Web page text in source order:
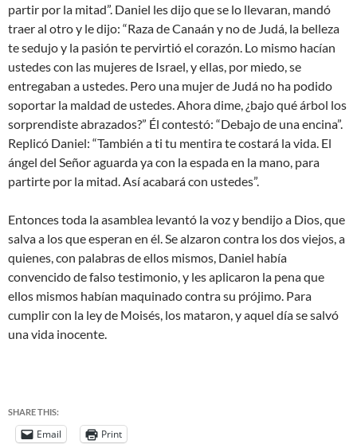
partir por la mitad”. Daniel les dijo que se lo llevaran, mandó
traer al otro y le dijo: “Raza de Canaán y no de Judá, la belleza
te sedujo y la pasión te pervirtió el corazón. Lo mismo hacían
ustedes con las mujeres de Israel, y ellas, por miedo, se
entregaban a ustedes. Pero una mujer de Judá no ha podido
soportar la maldad de ustedes. Ahora dime, ¿bajo qué árbol los
sorprendiste abrazados?” Él contestó: “Debajo de una encina”.
Replicó Daniel: “También a ti tu mentira te costará la vida. El
ángel del Señor aguarda ya con la espada en la mano, para
partirte por la mitad. Así acabará con ustedes”.
Entonces toda la asamblea levantó la voz y bendijo a Dios, que
salva a los que esperan en él. Se alzaron contra los dos viejos, a
quienes, con palabras de ellos mismos, Daniel había
convencido de falso testimonio, y les aplicaron la pena que
ellos mismos habían maquinado contra su prójimo. Para
cumplir con la ley de Moisés, los mataron, y aquel día se salvó
una vida inocente.
SHARE THIS:
Email Print